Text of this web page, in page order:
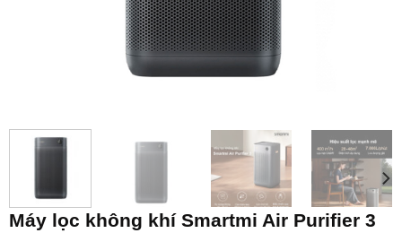
Máy lọc không khí Smartmi Air Purifier 3